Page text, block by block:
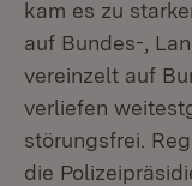
kam es zu
auf Bundes-,
vereinzelt auf
verliefen
störungsfrei.
die